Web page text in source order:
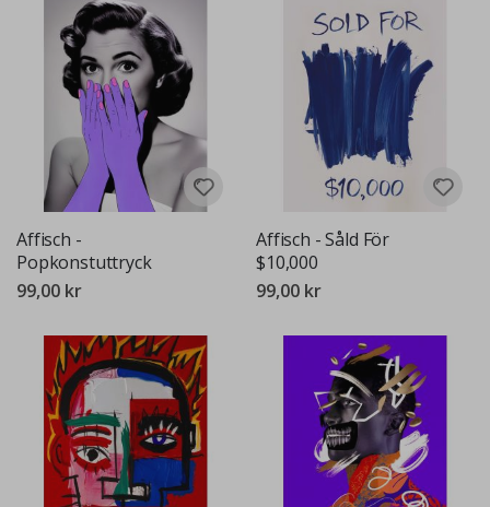
Affisch -
Popkonstuttryck
99,00 kr
Affisch - Såld För
$10,000
99,00 kr